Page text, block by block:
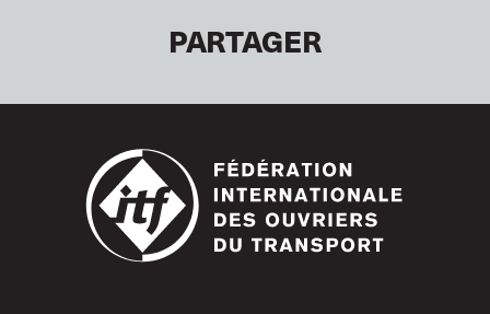
PARTAGER